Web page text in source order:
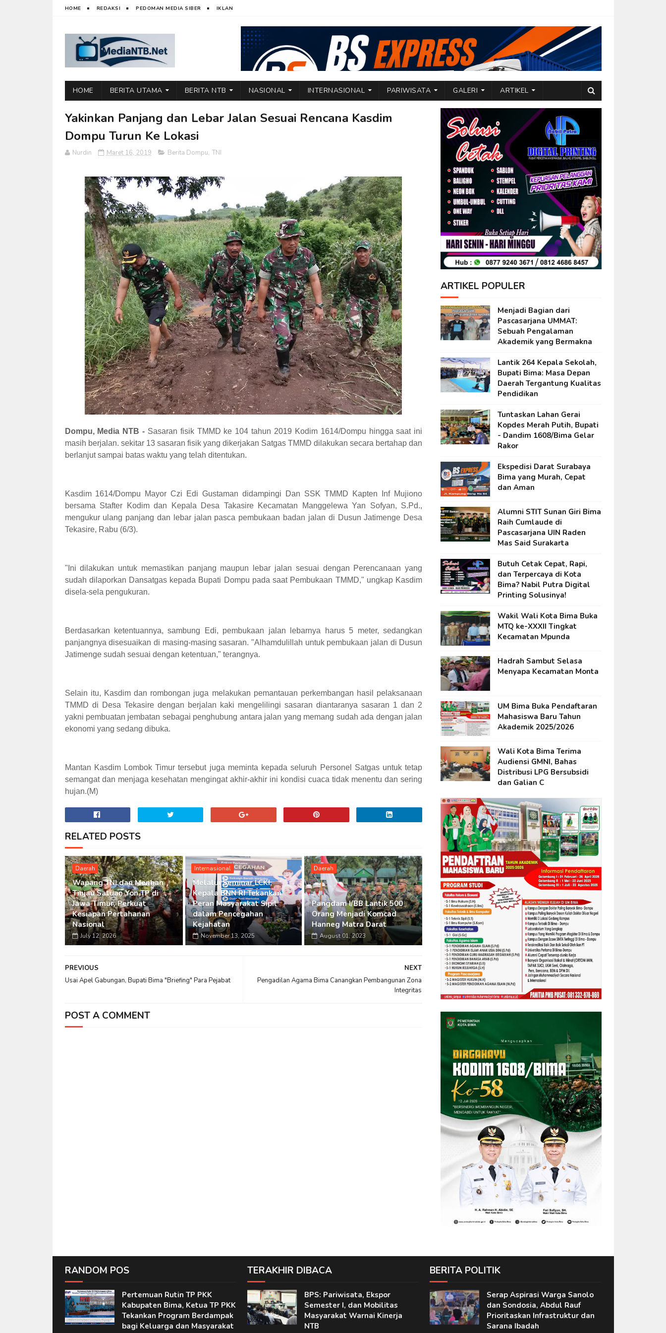
HOME REDAKSI PEDOMAN MEDIA SIBER IKLAN
HOME BERITA UTAMA BERITA NTB NASIONAL INTERNASIONAL PARIWISATA GALERI ARTIKEL
Yakinkan Panjang dan Lebar Jalan Sesuai Rencana Kasdim
Dompu Turun Ke Lokasi
Nurdin Maret 16, 2019 Berita Dompu, TNI
Dompu, Media NTB - Sasaran fisik TMMD ke 104 tahun 2019 Kodim 1614/Dompu hingga saat ini
masih berjalan. sekitar 13 sasaran fisik yang dikerjakan Satgas TMMD dilakukan secara bertahap dan
berlanjut sampai batas waktu yang telah ditentukan.
Kasdim 1614/Dompu Mayor Czi Edi Gustaman didampingi Dan SSK TMMD Kapten Inf Mujiono
bersama Stafter Kodim dan Kepala Desa Takasire Kecamatan Manggelewa Yan Sofyan, S.Pd.,
mengukur ulang panjang dan lebar jalan pasca pembukaan badan jalan di Dusun Jatimenge Desa
Tekasire, Rabu (6/3).
"Ini dilakukan untuk memastikan panjang maupun lebar jalan sesuai dengan Perencanaan yang
sudah dilaporkan Dansatgas kepada Bupati Dompu pada saat Pembukaan TMMD," ungkap Kasdim
disela-sela pengukuran.
Berdasarkan ketentuannya, sambung Edi, pembukaan jalan lebarnya harus 5 meter, sedangkan
panjangnya disesuaikan di masing-masing sasaran. "Alhamdulillah untuk pembukaan jalan di Dusun
Jatimenge sudah sesuai dengan ketentuan," terangnya.
Selain itu, Kasdim dan rombongan juga melakukan pemantauan perkembangan hasil pelaksanaan
TMMD di Desa Tekasire dengan berjalan kaki mengelilingi sasaran diantaranya sasaran 1 dan 2
yakni pembuatan jembatan sebagai penghubung antara jalan yang memang sudah ada dengan jalan
ekonomi yang sedang dibuka.
Mantan Kasdim Lombok Timur tersebut juga meminta kepada seluruh Personel Satgas untuk tetap
semangat dan menjaga kesehatan mengingat akhir-akhir ini kondisi cuaca tidak menentu dan sering
hujan.(M)
RELATED POSTS
Daerah
Wapang TNI dan Menhan
Tinjau Satuan Yon TP di
Jawa Timur, Perkuat
Kesiapan Pertahanan
Nasional
July 12, 2026
Internasional
Melalui Seminar LCKI,
Kepala BNN RI Tekankan
Peran Masyarakat Sipil
dalam Pencegahan
Kejahatan
November 13, 2025
Daerah
Pangdam I/BB Lantik 500
Orang Menjadi Komcad
Hanneg Matra Darat
August 01, 2023
NEXT
Pengadilan Agama Bima Canangkan Pembangunan Zona
Integritas
PREVIOUS
Usai Apel Gabungan, Bupati Bima "Briefing" Para Pejabat
POST A COMMENT
ARTIKEL POPULER
Menjadi Bagian dari
Pascasarjana UMMAT:
Sebuah Pengalaman
Akademik yang Bermakna
Lantik 264 Kepala Sekolah,
Bupati Bima: Masa Depan
Daerah Tergantung Kualitas
Pendidikan
Tuntaskan Lahan Gerai
Kopdes Merah Putih, Bupati
- Dandim 1608/Bima Gelar
Rakor
Ekspedisi Darat Surabaya
Bima yang Murah, Cepat
dan Aman
Alumni STIT Sunan Giri Bima
Raih Cumlaude di
Pascasarjana UIN Raden
Mas Said Surakarta
Butuh Cetak Cepat, Rapi,
dan Terpercaya di Kota
Bima? Nabil Putra Digital
Printing Solusinya!
Wakil Wali Kota Bima Buka
MTQ ke-XXXII Tingkat
Kecamatan Mpunda
Hadrah Sambut Selasa
Menyapa Kecamatan Monta
UM Bima Buka Pendaftaran
Mahasiswa Baru Tahun
Akademik 2025/2026
Wali Kota Bima Terima
Audiensi GMNI, Bahas
Distribusi LPG Bersubsidi
dan Galian C
RANDOM POS
Pertemuan Rutin TP PKK
Kabupaten Bima, Ketua TP PKK
Tekankan Program Berdampak
bagi Keluarga dan Masyarakat
TERAKHIR DIBACA
BPS: Pariwisata, Ekspor
Semester I, dan Mobilitas
Masyarakat Warnai Kinerja
NTB
BERITA POLITIK
Serap Aspirasi Warga Sanolo
dan Sondosia, Abdul Rauf
Prioritaskan Infrastruktur dan
Sarana Ibadah